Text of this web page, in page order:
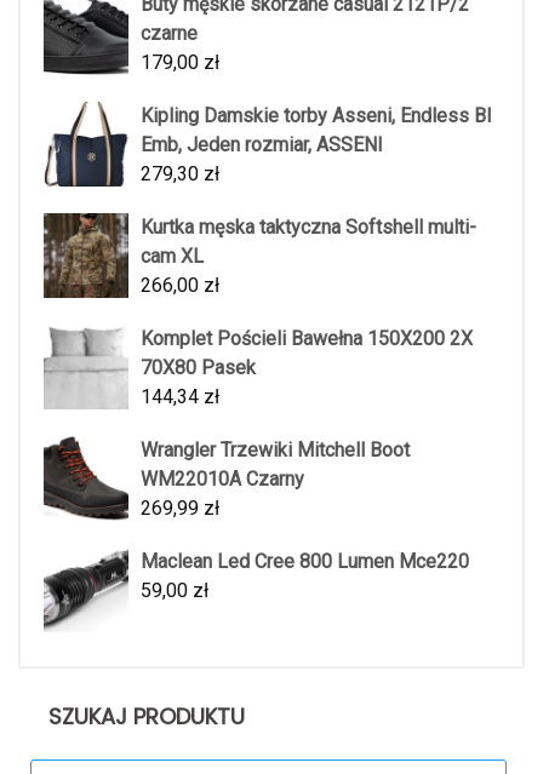
Buty męskie skórzane casual 2121P/2
czarne
179,00 zł
Kipling Damskie torby Asseni, Endless Bl
Emb, Jeden rozmiar, ASSENI
279,30 zł
Kurtka męska taktyczna Softshell multi-
cam XL
266,00 zł
Komplet Pościeli Bawełna 150X200 2X
70X80 Pasek
144,34 zł
Wrangler Trzewiki Mitchell Boot
WM22010A Czarny
269,99 zł
Maclean Led Cree 800 Lumen Mce220
59,00 zł
SZUKAJ PRODUKTU